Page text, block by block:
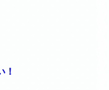
！